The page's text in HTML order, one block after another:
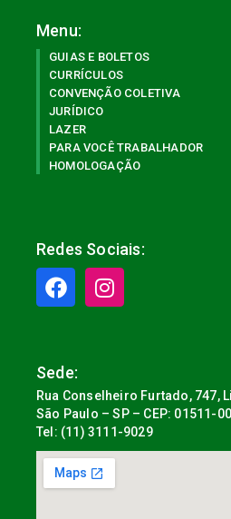
Menu:
GUIAS E BOLETOS
CURRÍCULOS
CONVENÇÃO COLETIVA
JURÍDICO
LAZER
PARA VOCÊ TRABALHADOR
HOMOLOGAÇÃO
Redes Sociais:
Sede:
Rua Conselheiro Furtado, 747,
São Paulo – SP – CEP: 01511-
Tel: (11) 3111-9029